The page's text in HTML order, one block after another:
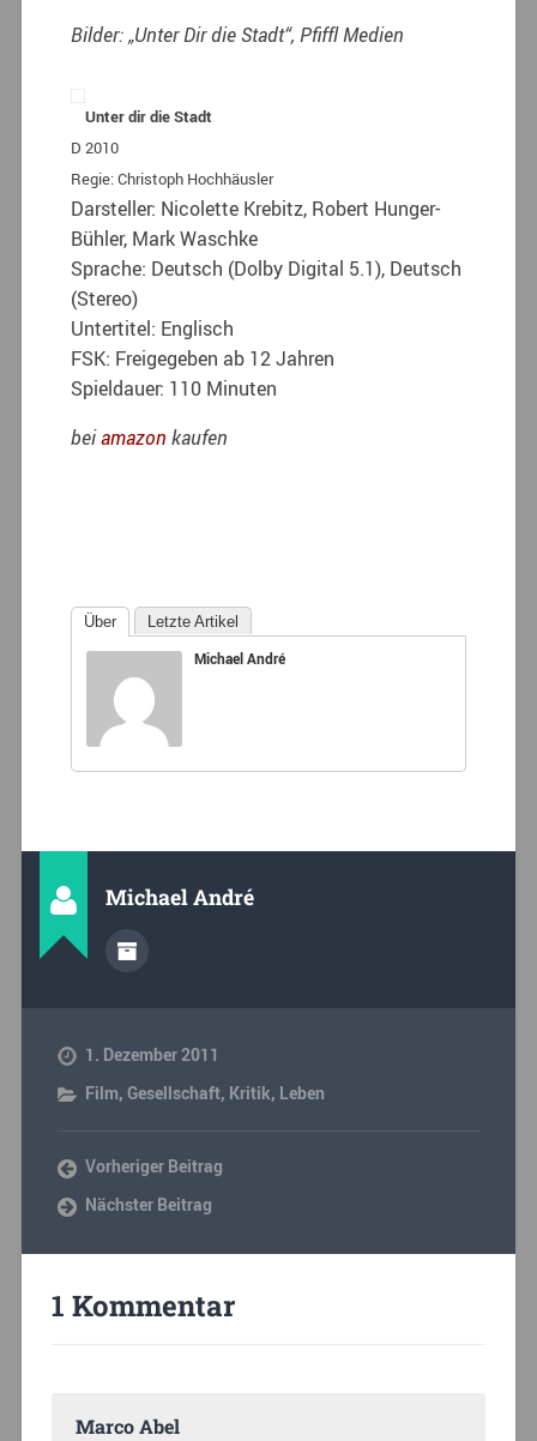
Bilder: „Unter Dir die Stadt“, Pfiffl Medien
Unter dir die Stadt
D 2010
Regie: Christoph Hochhäusler
Darsteller: Nicolette Krebitz, Robert Hunger-
Bühler, Mark Waschke
Sprache: Deutsch (Dolby Digital 5.1), Deutsch
(Stereo)
Untertitel: Englisch
FSK: Freigegeben ab 12 Jahren
Spieldauer: 110 Minuten
beiamazon kaufen
Über Letzte Artikel
Michael André
Michael André
1. Dezember 2011
Film, Gesellschaft, Kritik, Leben
Vorheriger Beitrag
Nächster Beitrag
1 Kommentar
Marco Abel